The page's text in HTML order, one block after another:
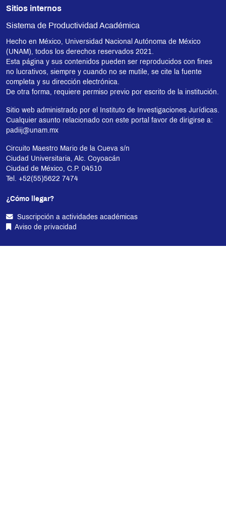
Sitios internos
Sistema de Productividad Académica
Hecho en México, Universidad Nacional Autónoma de México
(UNAM), todos los derechos reservados 2021.
Esta página y sus contenidos pueden ser reproducidos con fines
no lucrativos, siempre y cuando no se mutile, se cite la fuente
completa y su dirección electrónica.
De otra forma, requiere permiso previo por escrito de la institución.
Sitio web administrado por el Instituto de Investigaciones Jurídicas.
Cualquier asunto relacionado con este portal favor de dirigirse a:
padiij@unam.mx
Circuito Maestro Mario de la Cueva s/n
Ciudad Universitaria, Alc. Coyoacán
Ciudad de México, C.P. 04510
Tel. +52(55)5622 7474
¿Cómo llegar?
Suscripción a actividades académicas
Aviso de privacidad